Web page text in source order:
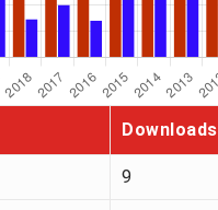
Downloads
9